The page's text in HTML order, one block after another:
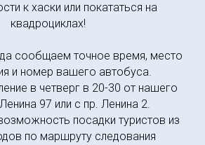
к хаски или покататься на
квадроциклах!
сообщаем точное время, место
и номер вашего автобуса.
в четверг в 20-30 от нашего
97 или с пр. Ленина 2.
посадки туристов из
по маршруту следования